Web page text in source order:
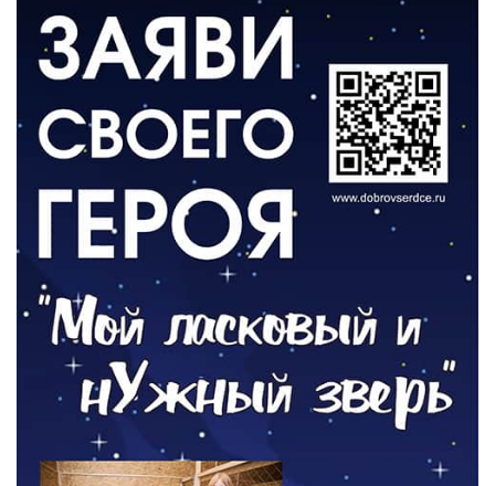
ВЛАСТЬ
День памяти и «Симфония народов»
06.08.2026
Новый настил на экотропе
05.08.2026